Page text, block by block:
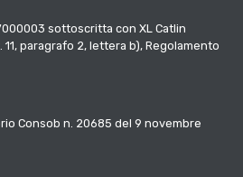
sottoscritta con XL Catlin
11, paragrafo 2, lettera b), Regolamento
Consob n. 20685 del 9 novembre